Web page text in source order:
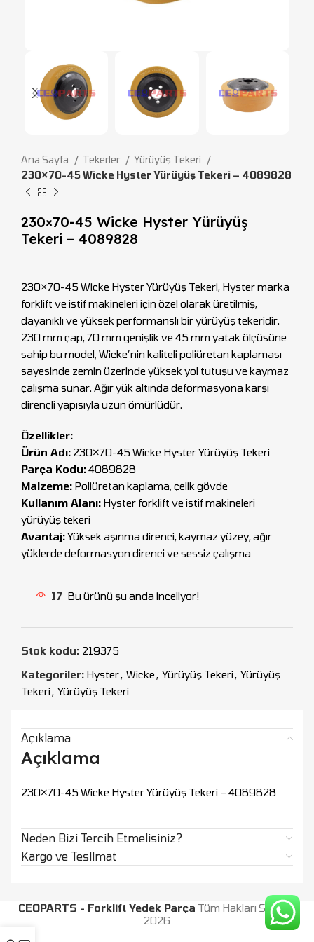
Ana Sayfa Tekerler
Yürüyüş Tekeri
230×70-45 Wicke Hyster Yürüyüş Tekeri – 4089828
230×70-45 Wicke Hyster Yürüyüş
Tekeri – 4089828
230×70-45 Wicke Hyster Yürüyüş Tekeri, Hyster marka
forklift ve istif makineleri için özel olarak üretilmiş,
dayanıklı ve yüksek performanslı bir yürüyüş tekeridir.
230 mm çap, 70 mm genişlik ve 45 mm yatak ölçüsüne
sahip bu model, Wicke’nin kaliteli poliüretan kaplaması
sayesinde zemin üzerinde yüksek yol tutuşu ve kaymaz
çalışma sunar. Ağır yük altında deformasyona karşı
dirençli yapısıyla uzun ömürlüdür.
Özellikler:
Ürün Adı: 230×70-45 Wicke Hyster Yürüyüş Tekeri
Parça Kodu:4089828
Malzeme: Poliüretan kaplama, çelik gövde
Kullanım Alanı: Hyster forklift ve istif makineleri
yürüyüş tekeri
Avantaj:Yüksek aşınma direnci, kaymaz yüzey, ağır
yüklerde deformasyon direnci ve sessiz çalışma
17 Bu ürünü şu anda inceliyor!
Stok kodu: 219375
Kategoriler: Hyster, Wicke, Yürüyüş Tekeri, Yürüyüş
Tekeri, Yürüyüş Tekeri
Açıklama
Açıklama
230×70-45 Wicke Hyster Yürüyüş Tekeri – 4089828
Neden Bizi Tercih Etmelisiniz?
Kargo ve Teslimat
CEOPARTS - Forklift Yedek Parça Tüm Hakları Saklıdır.
2026